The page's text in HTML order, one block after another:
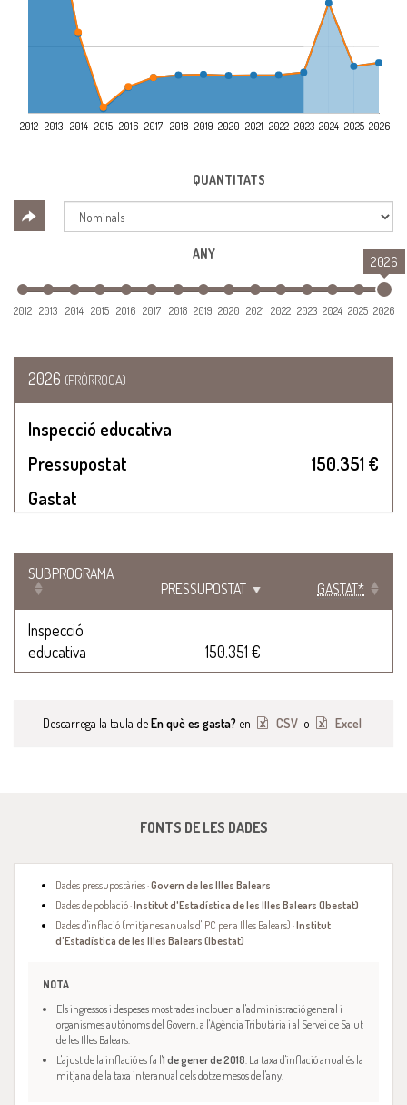
2012 2013 2014 2015 2016 2017 2018 2019 2020 2021 2022 2023 2024 2025 2026
QUANTITATS
ANY 2026
2012 2013 2014 2015 2016 2017 2018 2019 2020 2021 2022 2023 2024 2025 2026
2026 (PRÒRROGA)
Inspecció educativa
Pressupostat
150.351 €
Gastat
SUBPROGRAMA
PRESSUPOSTAT
GASTAT*
Inspecció
educativa
150.351 €
Descarrega la taula deEn què es gasta? en CSV o Excel
FONTS DE LES DADES
Dades pressupostàries ·Govern de les Illes Balears
Dades de població ·Institut d'Estadística de les Illes Balears (Ibestat)
Dades d'inflació (mitjanes anuals d'IPC per a Illes Balears) ·Institut
d'Estadística de les Illes Balears (Ibestat)
NOTA
Els ingressos i despeses mostrades inclouen a l'administració general i
organismes autònoms del Govern, a l'Agència Tributària i al Servei de Salut
de les Illes Balears.
L'ajust de la inflació es fa l'1 de gener de 2018. La taxa d'inflació anual és la
mitjana de la taxa interanual dels dotze mesos de l'any.